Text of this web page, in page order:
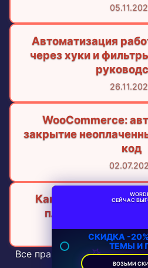
Автоматизация
через хуки и
WooCommerce:
закрытие
код
Как
плагинов
Все права защищены ©
СЕЙЧАС
СКИДКА -
ТЕМЫ И
ВОЗЬМИ